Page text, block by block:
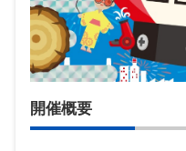
開催概要